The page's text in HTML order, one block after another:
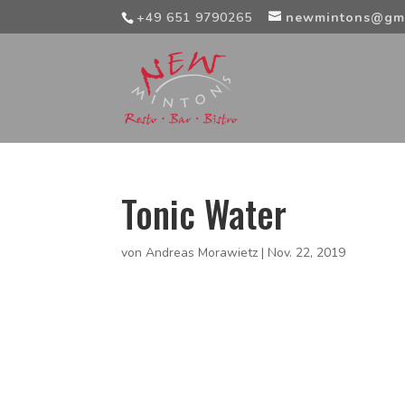
+49 651 9790265
Tonic Water
vonAndreas Morawietz |Nov. 22, 2019